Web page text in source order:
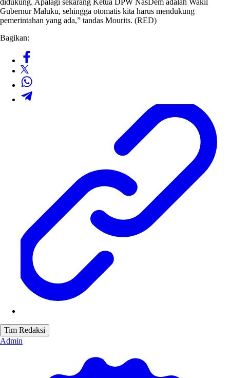
Gubernur Maluku, sehingga otomatis kita harus mendukung
pemerintahan yang ada,” tandas Mourits. (RED)
Bagikan:
Tim Redaksi
Admin